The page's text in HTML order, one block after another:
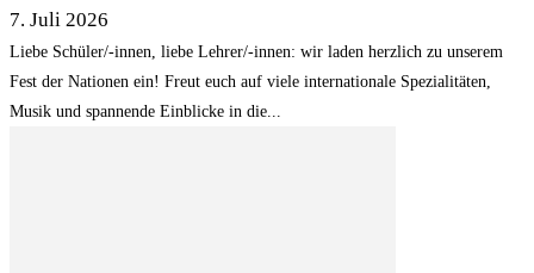
7. Juli 2026
Liebe Schüler/-innen, liebe Lehrer/-innen: wir laden herzlich zu unserem
Fest der Nationen ein! Freut euch auf viele internationale Spezialitäten,
Musik und spannende Einblicke in die...